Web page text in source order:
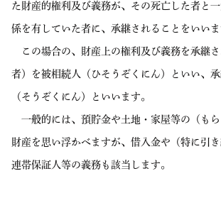
た財産的権利及び義務が、その死亡した者と
係を有していた者に、承継されることをいいま
この場合の、財産上の権利及び義務を承継
者）を被相続人（ひそうぞくにん）といい、
（そうぞくにん）といいます。
一般的には、預貯金や土地・家屋等の（もら
財産を思い浮かべますが、借入金や（特に引き
連帯保証人等の義務も該当します。